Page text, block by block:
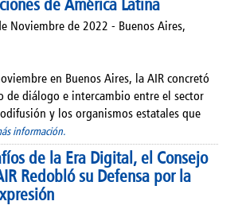
Noviembre de 2022 - Buenos Aires,
en Buenos Aires, la AIR concretó
de diálogo e intercambio entre el sector
y los organismos estatales que
información.
de la Era Digital, el Consejo
Redobló su Defensa por la